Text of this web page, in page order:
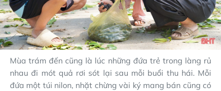
Mùa trám đến cũng là lúc những đứa trẻ trong làng rủ
nhau đi mót quả rơi sót lại sau mỗi buổi thu hái. Mỗi
đứa một túi nilon, nhặt chừng vài ký mang bán cũng có